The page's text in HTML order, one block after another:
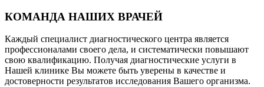
КОМАНДА НАШИХ ВРАЧЕЙ
Каждый специалист диагностического центра является
профессионалами своего дела, и систематически повышают
свою квалификацию. Получая диагностические услуги в
Нашей клинике Вы можете быть уверены в качестве и
достоверности результатов исследования Вашего организма.